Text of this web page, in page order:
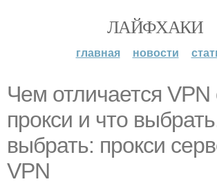
ЛАЙФХАКИ
главная новости
Чем отличается VPN
прокси и что
выбрать: прокси
VPN